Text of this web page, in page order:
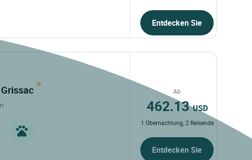
Entdecken Sie
Ab
462.13USD
1 Übernachtung, 2 Reisende
Entdecken Sie